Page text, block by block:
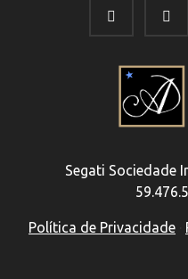
Segati Sociedade
Política de Privacidade